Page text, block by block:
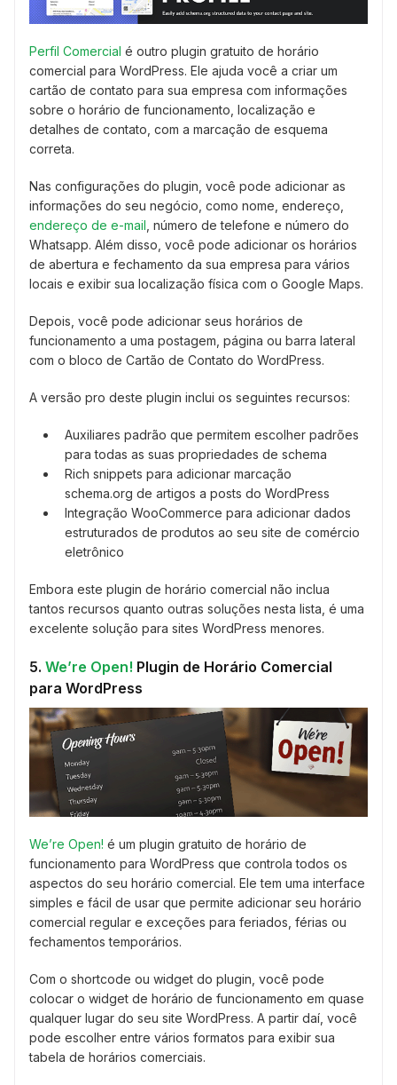
Perfil Comercial é outro plugin gratuito de horário
comercial para WordPress. Ele ajuda você a criar um
cartão de contato para sua empresa com informações
sobre o horário de funcionamento, localização e
detalhes de contato, com a marcação de esquema
correta.
Nas configurações do plugin, você pode adicionar as
informações do seu negócio, como nome, endereço,
endereço de e-mail , número de telefone e número do
Whatsapp. Além disso, você pode adicionar os horários
de abertura e fechamento da sua empresa para vários
locais e exibir sua localização física com o Google Maps.
Depois, você pode adicionar seus horários de
funcionamento a uma postagem, página ou barra lateral
com o bloco de Cartão de Contato do WordPress.
A versão pro deste plugin inclui os seguintes recursos:
Auxiliares padrão que permitem escolher padrões
para todas as suas propriedades de schema
Rich snippets para adicionar marcação
schema.org de artigos a posts do WordPress
Integração WooCommerce para adicionar dados
estruturados de produtos ao seu site de comércio
eletrônico
Embora este plugin de horário comercial não inclua
tantos recursos quanto outras soluções nesta lista, é uma
excelente solução para sites WordPress menores.
5. We’re Open! Plugin de Horário Comercial
para WordPress
We’re Open! é um plugin gratuito de horário de
funcionamento para WordPress que controla todos os
aspectos do seu horário comercial. Ele tem uma interface
simples e fácil de usar que permite adicionar seu horário
comercial regular e exceções para feriados, férias ou
fechamentos temporários.
Com o shortcode ou widget do plugin, você pode
colocar o widget de horário de funcionamento em quase
qualquer lugar do seu site WordPress. A partir daí, você
pode escolher entre vários formatos para exibir sua
tabela de horários comerciais.